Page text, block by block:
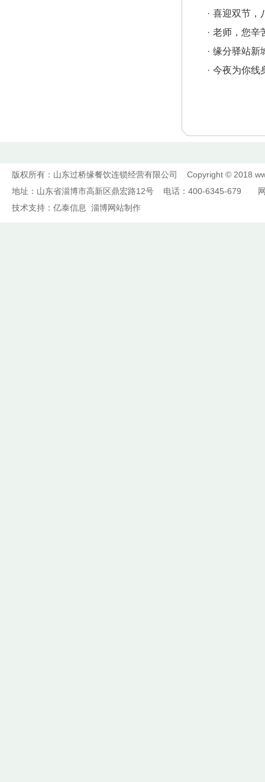
· 喜迎双节，
· 老师，您辛
· 缘分驿站新
· 今夜为你线
版权所有：山东过桥缘餐饮连锁经营有限公司 Copyright © 2018
地址：山东省淄博市高新区鼎宏路12号 电话：400-6345-679
技术支持： 亿泰信息 淄博网站制作